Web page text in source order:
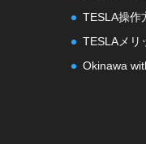
TESLA操作
TESLAメリ
Okinawa